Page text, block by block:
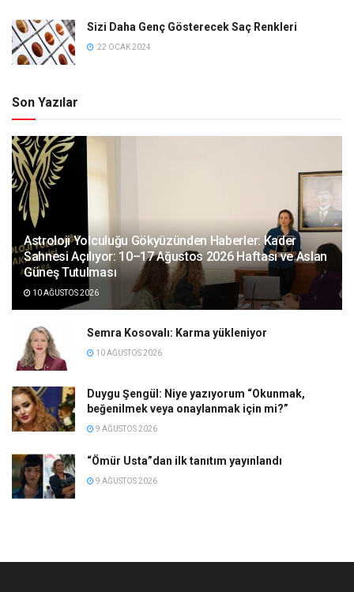
Sizi Daha Genç Gösterecek Saç Renkleri
22 OCAK 2024
Son Yazılar
Astroloji Yolculuğu Gökyüzünden Haberler: Kader
Sahnesi Açılıyor: 10–17 Ağustos 2026 Haftası ve Aslan
Güneş Tutulması
10 AĞUSTOS 2026
Semra Kosovalı: Karma yükleniyor
10 AĞUSTOS 2026
Duygu Şengül: Niye yazıyorum “Okunmak,
beğenilmek veya onaylanmak için mi?”
9 AĞUSTOS 2026
“Ömür Usta”dan ilk tanıtım yayınlandı
9 AĞUSTOS 2026